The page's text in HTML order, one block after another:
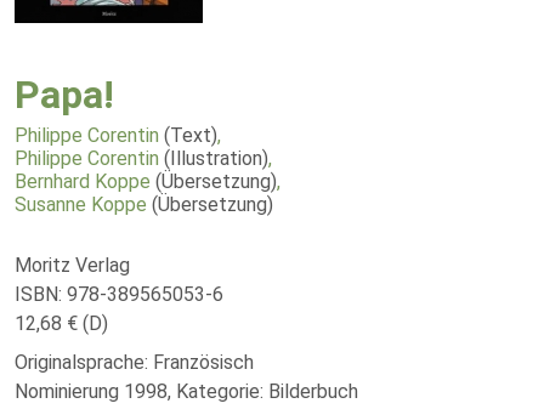
Papa!
Philippe Corentin (Text),
Philippe Corentin (Illustration),
Bernhard Koppe (Übersetzung),
Susanne Koppe (Übersetzung)
Moritz Verlag
ISBN: 978-389565053-6
12,68 € (D)
Originalsprache: Französisch
Nominierung 1998, Kategorie: Bilderbuch